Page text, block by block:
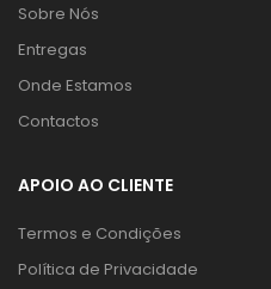
Sobre Nós
Entregas
Onde Estamos
Contactos
APOIO AO CLIENTE
Termos e Condições
Política de Privacidade